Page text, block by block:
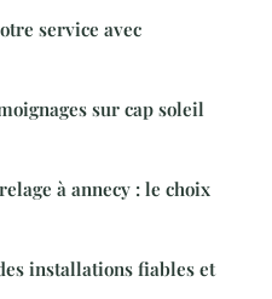
service avec
sur cap soleil
à annecy : le choix
installations fiables et